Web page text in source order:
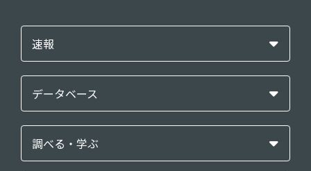
速報
データベース
調べる・学ぶ